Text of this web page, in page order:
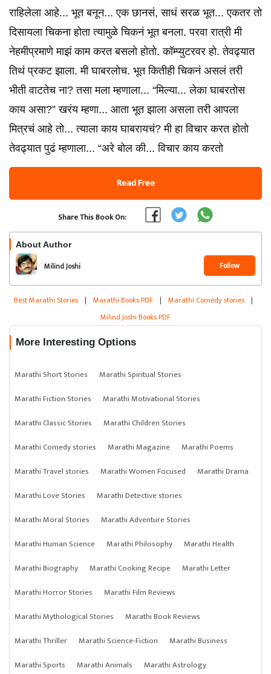
राहिलेला आहे... भूत बनून... एक छानसं, साधं सरळ भूत... एकतर तो
दिसायला चिकना होता त्यामुळे चिकनं भूत बनला. परवा रात्री मी
नेहमीप्रमाणे माझं काम करत बसलो होतो. कॉम्प्युटरवर हो. तेवढ्यात
तिथं प्रकट झाला. मी घाबरलोच. भूत कितीही चिकनं असलं तरी
भीती वाटतेच ना? तसा मला म्हणाला... “मिल्या... लेका घाबरतोस
काय असा?” खरंय म्हणा... आता भूत झाला असला तरी आपला
मित्रचं आहे तो... त्याला काय घाबरायचं? मी हा विचार करत होतो
तेवढ्यात पुढं म्हणाला... “अरे बोल की... विचार काय करतो
Read Free
Share This Book On:
About Author
Milind Joshi Follow
Best Marathi Stories | Marathi Books PDF | Marathi Comedy stories |
Milind Joshi Books PDF
More Interesting Options
Marathi Short Stories
Marathi Spiritual Stories
Marathi Fiction Stories
Marathi Motivational Stories
Marathi Classic Stories
Marathi Children Stories
Marathi Comedy stories
Marathi Magazine
Marathi Poems
Marathi Travel stories
Marathi Women Focused
Marathi Drama
Marathi Love Stories
Marathi Detective stories
Marathi Moral Stories
Marathi Adventure Stories
Marathi Human Science
Marathi Philosophy
Marathi Health
Marathi Biography
Marathi Cooking Recipe
Marathi Letter
Marathi Horror Stories
Marathi Film Reviews
Marathi Mythological Stories
Marathi Book Reviews
Marathi Thriller
Marathi Science-Fiction
Marathi Business
Marathi Sports
Marathi Animals Marathi Astrology